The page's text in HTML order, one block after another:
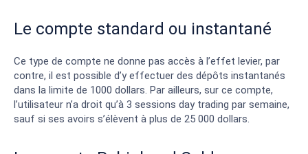
Le compte standard ou instantané
Ce type de compte ne donne pas accès à l’effet levier, par
contre, il est possible d’y effectuer des dépôts instantanés
dans la limite de 1000 dollars. Par ailleurs, sur ce compte,
l’utilisateur n’a droit qu’à 3 sessions day trading par semaine,
sauf si ses avoirs s’élèvent à plus de 25 000 dollars.